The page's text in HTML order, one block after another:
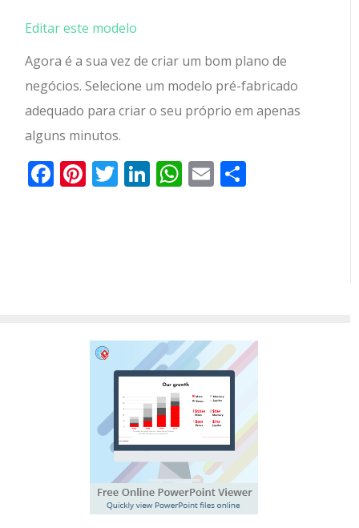
Editar este modelo
Agora é a sua vez de criar um bom plano de
negócios.Selecione um modelo pré-fabricado
adequado para criar o seu próprio em apenas
alguns minutos.
Facebook
Pinterest
Twitter
LinkedIn
WhatsApp
Email